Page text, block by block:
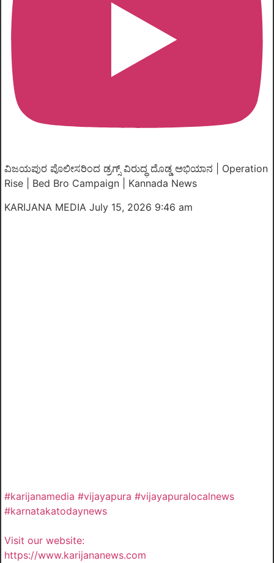
ವಿಜಯಪುರ ಪೊಲೀಸರಿಂದ ಡ್ರಗ್ಸ್ ವಿರುದ್ಧ ದೊಡ್ಡ ಅಭಿಯಾನ | Operation
Rise | Bed Bro Campaign | Kannada News
KARIJANA MEDIA July 15, 2026 9:46 am
#karijanamedia #vijayapura #vijayapuralocalnews
#karnatakatodaynews
Visit our website:
https://www.karijananews.com